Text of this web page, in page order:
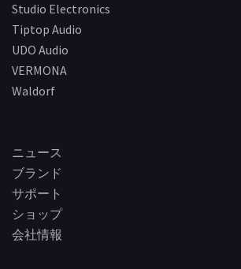
Studio Electronics
Tiptop Audio
UDO Audio
VERMONA
Waldorf
ニュース
ブランド
サポート
ショップ
会社情報